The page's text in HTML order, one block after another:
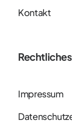
Kontakt
Rechtliches
Impressum